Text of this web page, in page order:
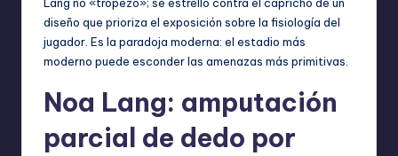
Lang no «tropezó»; se estrelló contra el capricho de un
diseño que prioriza el exposición sobre la fisiología del
jugador. Es la paradoja moderna: el estadio más
moderno puede esconder las amenazas más primitivas.
Noa Lang: amputación
parcial de dedo por